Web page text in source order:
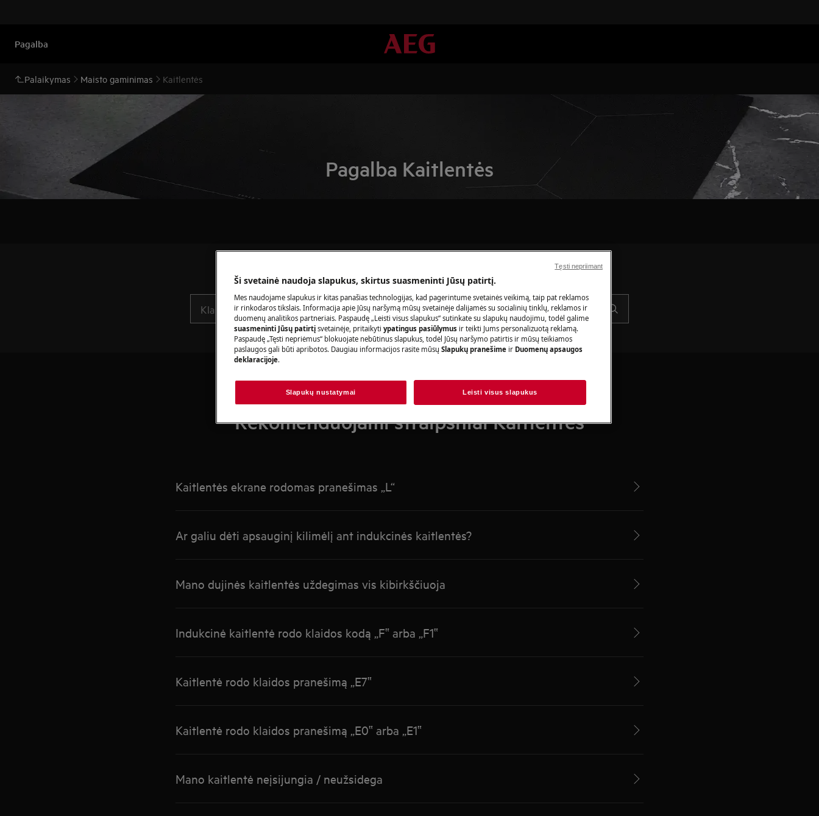
Pagalba
Palaikymas Maisto gaminimas Kaitlentės
Pagalba Kaitlentės
Ieškokite mūsų palaikymo straipsniuose
Rekomenduojami straipsniai Kaitlentės
Kaitlentės ekrane rodomas pranešimas „L“
Ar galiu dėti apsauginį kilimėlį ant indukcinės kaitlentės?
Mano dujinės kaitlentės uždegimas vis kibirkščiuoja
Indukcinė kaitlentė rodo klaidos kodą „F‟ arba „F1‟
Kaitlentė rodo klaidos pranešimą „E7‟
Kaitlentė rodo klaidos pranešimą „E0‟ arba „E1‟
Mano kaitlentė neįsijungia / neužsidega
Ši svetainė naudoja slapukus, skirtus suasmeninti Jūsų patirtį.
Mes naudojame slapukus ir kitas panašias technologijas, kad pagerintume svetainės veikimą, taip pat reklamos
ir rinkodaros tikslais. Informacija apie Jūsų naršymą mūsų svetainėje dalijamės su socialinių tinklų, reklamos ir
duomenų analitikos partneriais. Paspaudę „Leisti visus slapukus“ sutinkate su slapukų naudojimu, todėl galime
suasmeninti Jūsų patirtį svetainėje, pritaikyti ypatingus pasiūlymus ir teikti Jums personalizuotą reklamą.
Paspaudę „Tęsti nepriėmus“ blokuojate nebūtinus slapukus, todėl Jūsų naršymo patirtis ir mūsų teikiamos
paslaugos gali būti apribotos. Daugiau informacijos rasite mūsų Slapukų pranešime ir Duomenų apsaugos
deklaracijoje.
Slapukų nustatymai Leisti visus slapukus
Tęsti nepriimant